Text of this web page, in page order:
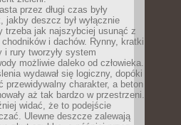
przez długi czas były
jakby deszcz był wyłącznie
trzeba jak najszybciej usunąć z
i dachów. Rynny, kratki
i rury tworzyły system
możliwie daleko od człowieka.
wydawał się logiczny, dopóki
przewidywalny charakter, a beton
aż tak bardzo w przestrzeni.
widać, że to podejście
Ulewne deszcze zalewają